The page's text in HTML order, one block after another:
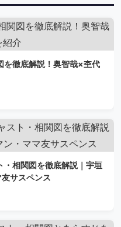
を徹底解説！奥智哉×杢代
・相関図を徹底解説｜宇垣
サスペンス